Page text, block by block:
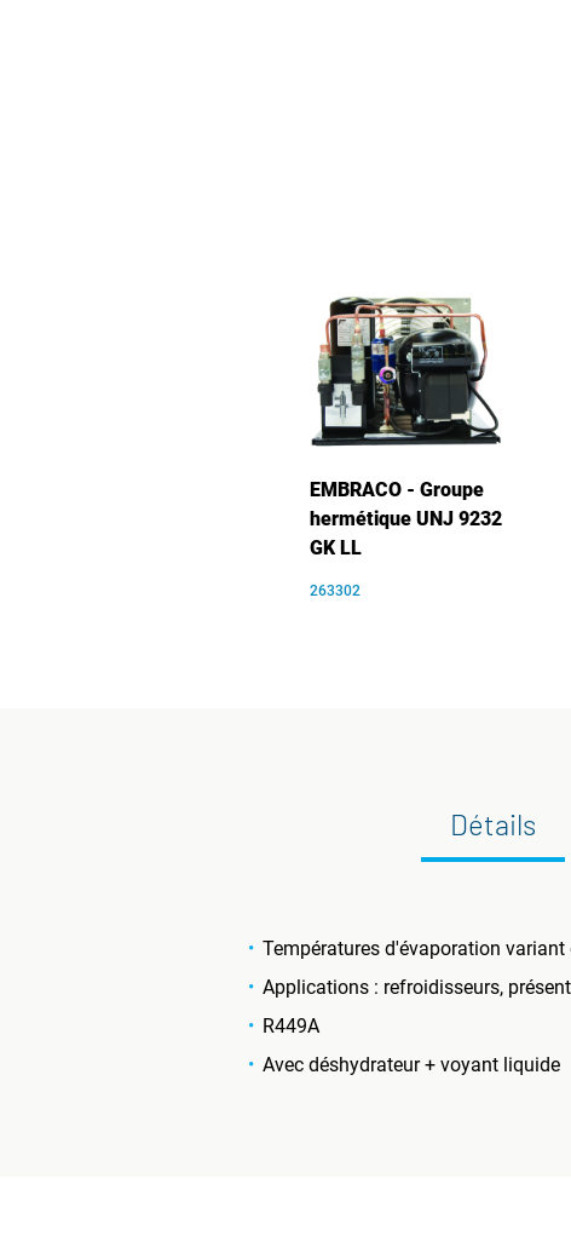
EMBRACO - Groupe
hermétique UNJ 9232
GK LL
263302
Détails
Températures d'évaporation variant
Applications : refroidisseurs,
R449A
Avec déshydrateur + voyant liquide